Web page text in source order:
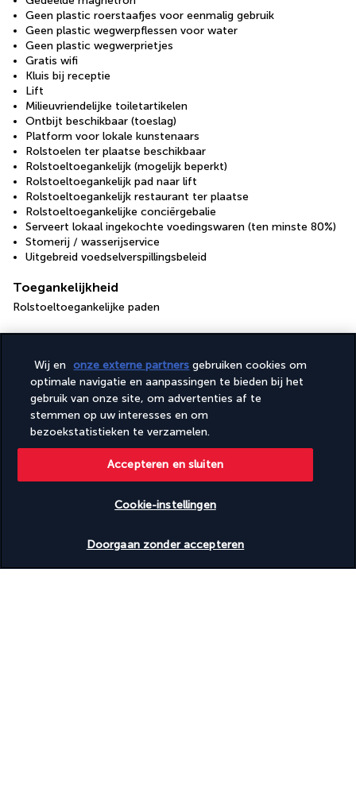
Geen plastic roerstaafjes voor eenmalig gebruik
Geen plastic wegwerpflessen voor water
Geen plastic wegwerprietjes
Gratis wifi
Kluis bij receptie
Lift
Milieuvriendelijke toiletartikelen
Ontbijt beschikbaar (toeslag)
Platform voor lokale kunstenaars
Rolstoelen ter plaatse beschikbaar
Rolstoeltoegankelijk (mogelijk beperkt)
Rolstoeltoegankelijk pad naar lift
Rolstoeltoegankelijk restaurant ter plaatse
Rolstoeltoegankelijke conciërgebalie
Serveert lokaal ingekochte voedingswaren (ten minste 80%)
Stomerij / wasserijservice
Uitgebreid voedselverspillingsbeleid
Toegankelijkheid
Rolstoeltoegankelijke paden
Uw formule
Nuttige informatie
Turkish Airlines Holidays
Wij en onze externe partners gebruiken cookies om
optimale navigatie en aanpassingen te bieden bij het
gebruik van onze site, om advertenties af te
stemmen op uw interesses en om
bezoekstatistieken te verzamelen.
Cookie-instellingen
Doorgaan zonder accepteren
Accepteren en sluiten